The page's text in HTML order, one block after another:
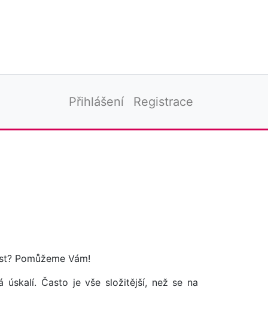
Přihlášení Registrace
Pomůžeme Vám!
úskalí. Často je vše složitější, než se na